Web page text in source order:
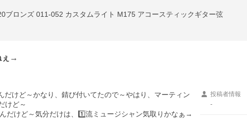
ブロンズ 011-052 カスタムライト M175 アコースティックギター弦
ぇ→
けど～かなり、錆び付いてたので～やはり、マーティン
けど～
だけど～気分だけは、1️⃣流ミュージシャン気取りかなぁ→
投稿者情報
-